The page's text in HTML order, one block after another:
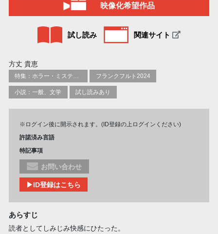
映像化希望作品
試し読み 関連サイト
方丈 貴恵
フランクフルト2024
小説：一般、文学 試し読みあり
※ログイン後に開示されます。(ID登録の上ログインください)
許諾済み言語
特記事項
お問い合わせ
▶ID登録はこちら
あらすじ
読者としてしみじみ快感にひたった。